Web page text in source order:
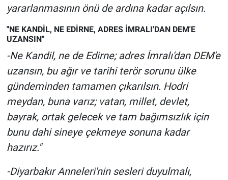
yararlanmasının önü de ardına kadar açılsın.
"NE KANDİL, NE EDİRNE, ADRES İMRALI'DAN DEM'E
UZANSIN"
-Ne Kandil, ne de Edirne; adres İmralı'dan DEM'e
uzansın, bu ağır ve tarihi terör sorunu ülke
gündeminden tamamen çıkarılsın. Hodri
meydan, buna varız; vatan, millet, devlet,
bayrak, ortak gelecek ve tam bağımsızlık için
bunu dahi sineye çekmeye sonuna kadar
hazırız."
-Diyarbakır Anneleri'nin sesleri duyulmalı,